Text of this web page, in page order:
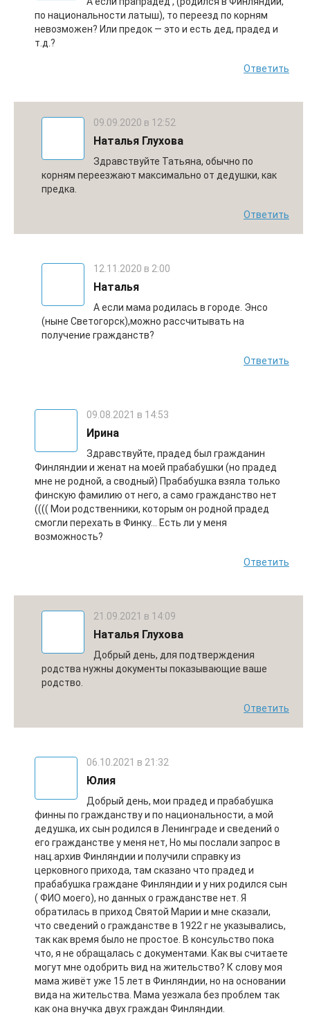
по национальности латыш), то переезд по корням
невозможен? Или предок — это и есть дед, прадед и
т.д.?
Ответить
09.09.2020 в 12:52
Наталья Глухова
Здравствуйте Татьяна, обычно по
корням переезжают максимально от дедушки, как
предка.
Ответить
12.11.2020 в 2:00
Наталья
А если мама родилась в городе. Энсо
(ныне Светогорск),можно рассчитывать на
получение гражданств?
Ответить
09.08.2021 в 14:53
Ирина
Здравствуйте, прадед был гражданин
Финляндии и женат на моей прабабушки (но прадед
мне не родной, а сводный) Прабабушка взяла только
финскую фамилию от него, а само гражданство нет
(((( Мои родственники, которым он родной прадед
смогли перехать в Финку… Есть ли у меня
возможность?
Ответить
21.09.2021 в 14:09
Наталья Глухова
Добрый день, для подтверждения
родства нужны документы показывающие ваше
родство.
Ответить
06.10.2021 в 21:32
Юлия
Добрый день, мои прадед и прабабушка
финны по гражданству и по национальности, а мой
дедушка, их сын родился в Ленинграде и сведений о
его гражданстве у меня нет, Но мы послали запрос в
нац.архив Финляндии и получили справку из
церковного прихода, там сказано что прадед и
прабабушка граждане Финляндии и у них родился сын
( ФИО моего), но данных о гражданстве нет. Я
обратилась в приход Святой Марии и мне сказали,
что сведений о гражданстве в 1922 г не указывались,
так как время было не простое. В консульство пока
что, я не обращалась с документами. Как вы считаете
могут мне одобрить вид на жительство? К слову моя
мама живёт уже 15 лет в Финляндии, но на основании
вида на жительства. Мама уезжала без проблем так
как она внучка двух граждан Финляндии.